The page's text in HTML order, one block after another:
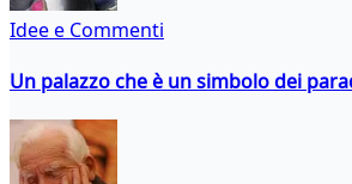
Idee e Commenti
Un palazzo che è un simbolo dei